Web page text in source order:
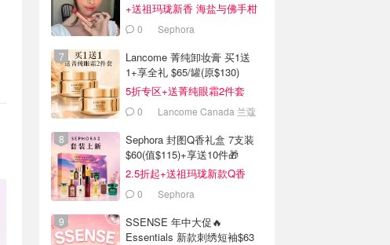
+送祖玛珑新香 海盐与佛手柑
0 Sephora
Lancome 菁纯卸妆膏 买1送
1+享全礼 $65/罐(原$130)
5折专区+送菁纯眼霜2件套
0
Lancome Canada 兰蔻
Sephora 封图Q香礼盒 7支装
$60(值$115)+享送10件🎁
2.5折起+送祖玛珑新款Q香
0 Sephora
SSENSE 年中大促🔥
Essentials 新款刺绣短袖$63